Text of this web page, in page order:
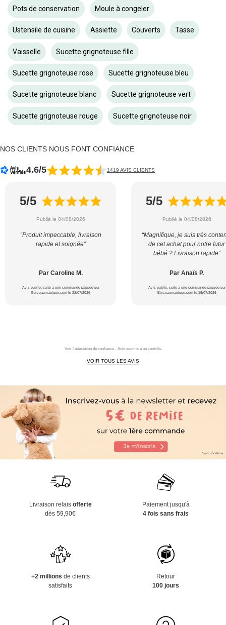
Pots de conservation Moule à congeler
Ustensile de cuisine Assiette Couverts Tasse
Vaisselle Sucette grignoteuse fille
Sucette grignoteuse rose Sucette grignoteuse bleu
Sucette grignoteuse blanc Sucette grignoteuse vert
Sucette grignoteuse rouge Sucette grignoteuse noir
NOS CLIENTS NOUS FONT CONFIANCE
4.6/5 1419 AVIS CLIENTS
5/5
Publié le 04/08/2026
“Produit impeccable, livraison
rapide et soignée”
Par Caroline M.
Avis publié, suite à une commande passée sur
Berceaumagique.com le 22/07/2026
5/5
Publié le 04/08/2026
“Magnifique, je suis très
de cet achat pour notre futur
bébé ? Livraison rapide”
Par Anaïs P.
Avis publié, suite à une commande passée sur
Berceaumagique.com le 16/07/2026
Voir l'attestation de confiance - Avis soumis à un contrôle
VOIR TOUS LES AVIS
Livraison relais offerte
dès 59,90€
Paiement jusqu'à
4 fois sans frais
+2 millions de clients
satisfaits
Retour
100 jours